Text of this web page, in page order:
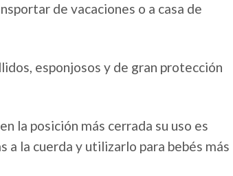
de vacaciones o a casa de
esponjosos y de gran protección
la posición más cerrada su uso es
a la cuerda y utilizarlo para bebés más